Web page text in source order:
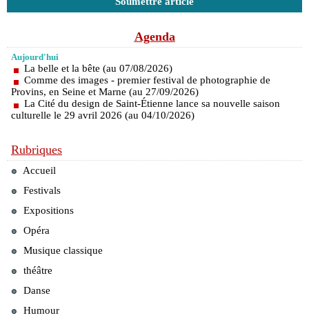
Agenda
Aujourd'hui
La belle et la bête (au 07/08/2026)
Comme des images - premier festival de photographie de
Provins, en Seine et Marne (au 27/09/2026)
La Cité du design de Saint-Étienne lance sa nouvelle saison
culturelle le 29 avril 2026 (au 04/10/2026)
Rubriques
Accueil
Festivals
Expositions
Opéra
Musique classique
théâtre
Danse
Humour